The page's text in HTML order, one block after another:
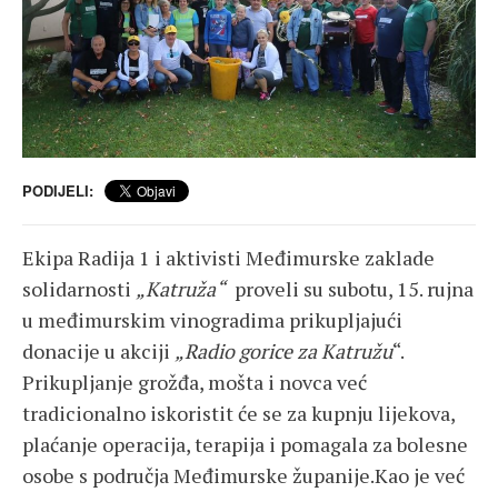
PODIJELI:
Ekipa Radija 1 i aktivisti Međimurske zaklade
solidarnosti „Katruža“proveli su subotu, 15. rujna
u međimurskim vinogradima prikupljajući
donacije u akciji „Radio gorice za Katružu“.
Prikupljanje grožđa, mošta i novca već
tradicionalno iskoristit će se za kupnju lijekova,
plaćanje operacija, terapija i pomagala za bolesne
osobe s područja Međimurske županije.Kao je već